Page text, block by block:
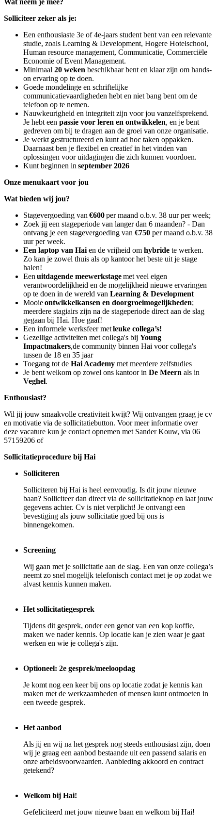
Wat neem je mee?
Solliciteer zeker als je:
Een enthousiaste 3e of 4e-jaars student bent van een relevante
studie, zoals Learning & Development, Hogere Hotelschool,
Human resource management, Communicatie, Commerciële
Economie of Event Management.
Minimaal 20 weken beschikbaar bent en klaar zijn om hands-
on ervaring op te doen.
Goede mondelinge en schriftelijke
communicatievaardigheden hebt en niet bang bent om de
telefoon op te nemen.
Nauwkeurigheid en integriteit zijn voor jou vanzelfsprekend.
Je hebt een passie voor leren en ontwikkelen, en je bent
gedreven om bij te dragen aan de groei van onze organisatie.
Je werkt gestructureerd en kunt ad hoc taken oppakken.
Daarnaast ben je flexibel en creatief in het vinden van
oplossingen voor uitdagingen die zich kunnen voordoen.
Kunt beginnen in september 2026
Onze menukaart voor jou
Wat bieden wij jou?
Stagevergoeding van €600per maand o.b.v. 38 uur per week;
Zoek jij een stageperiode van langer dan 6 maanden? - Dan
ontvang je een stagevergoeding van €750 per maand o.b.v. 38
uur per week.
Een laptop van Hai en de vrijheid om hybride te werken.
Zo kan je zowel thuis als op kantoor het beste uit je stage
halen!
Een uitdagende meewerkstagemet veel eigen
verantwoordelijkheid en de mogelijkheid nieuwe ervaringen
op te doen in de wereld van Learning & Development
Mooieontwikkelkansen en doorgroeimogelijkheden;
meerdere stagiairs zijn na de stageperiode direct aan de slag
gegaan bij Hai. Hoe gaaf!
Een informele werksfeer metleuke collega’s!
Gezellige activiteiten met collega's bij Young
Impactmakers,de community binnen Hai voor collega's
tussen de 18 en 35 jaar
Toegang tot de Hai Academy met meerdere zelfstudies
Je bent welkom op zowel ons kantoor in De Meern als in
Veghel.
Enthousiast?
Wil jij jouw smaakvolle creativiteit kwijt? Wij ontvangen graag je cv
en motivatie via de sollicitatiebutton. Voor meer informatie over
deze vacature kun je contact opnemen met Sander Kouw, via 06
57159206 of
Sollicitatieprocedure bij Hai
Solliciteren
Solliciteren bij Hai is heel eenvoudig. Is dit jouw nieuwe
baan? Solliciteer dan direct via de sollicitatieknop en laat jouw
gegevens achter. Cv is niet verplicht! Je ontvangt een
bevestiging als jouw sollicitatie goed bij ons is
binnengekomen.
Screening
Wij gaan met je sollicitatie aan de slag. Een van onze collega’s
neemt zo snel mogelijk telefonisch contact met je op zodat we
alvast kennis kunnen maken.
Het sollicitatiegesprek
Tijdens dit gesprek, onder een genot van een kop koffie,
maken we nader kennis. Op locatie kan je zien waar je gaat
werken en wie je collega's zijn.
Optioneel: 2e gesprek/meeloopdag
Je komt nog een keer bij ons op locatie zodat je kennis kan
maken met de werkzaamheden of mensen kunt ontmoeten in
een tweede gesprek.
Het aanbod
Als jij en wij na het gesprek nog steeds enthousiast zijn, doen
wij je graag een aanbod bestaande uit een passend salaris en
onze arbeidsvoorwaarden. Aanbieding akkoord en contract
getekend?
Welkom bij Hai!
Gefeliciteerd met jouw nieuwe baan en welkom bij Hai!